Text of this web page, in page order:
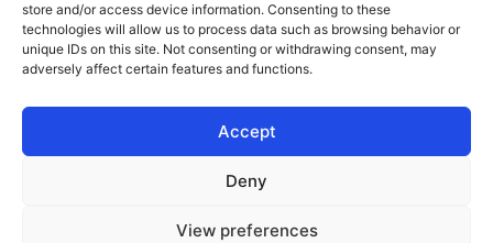
store and/or access device information. Consenting to these
technologies will allow us to process data such as browsing behavior or
unique IDs on this site. Not consenting or withdrawing consent, may
adversely affect certain features and functions.
Accept
Deny
View preferences
Algemene voorwaarden
Cookie beleid
Ik wil adverteren
© 2026 Risk & Business